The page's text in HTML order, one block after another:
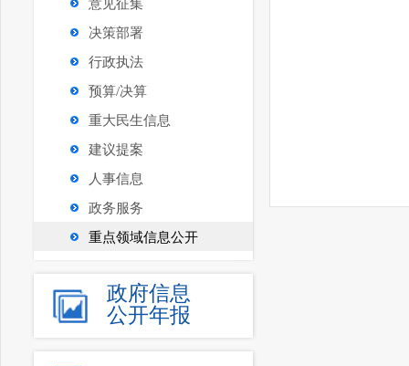
意见征集
决策部署
行政执法
预算/决算
重大民生信息
建议提案
人事信息
政务服务
重点领域信息公开
政府信息
公开年报